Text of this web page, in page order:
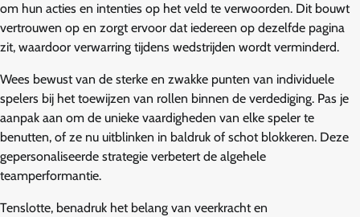
om hun acties en intenties op het veld te verwoorden. Dit bouwt
vertrouwen op en zorgt ervoor dat iedereen op dezelfde pagina
zit, waardoor verwarring tijdens wedstrijden wordt verminderd.
Wees bewust van de sterke en zwakke punten van individuele
spelers bij het toewijzen van rollen binnen de verdediging. Pas je
aanpak aan om de unieke vaardigheden van elke speler te
benutten, of ze nu uitblinken in baldruk of schot blokkeren. Deze
gepersonaliseerde strategie verbetert de algehele
teamperformantie.
Tenslotte, benadruk het belang van veerkracht en